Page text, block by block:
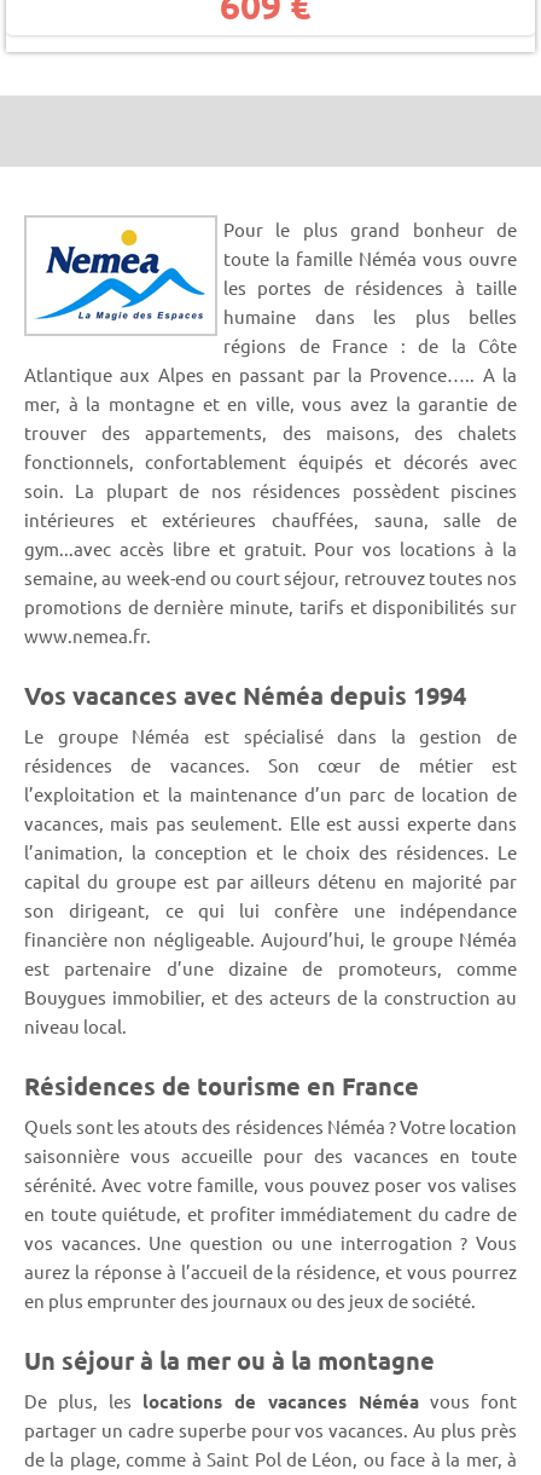
Pour le plus grand bonheur de
toute la famille Néméa vous ouvre
les portes de résidences à taille
humaine dans les plus belles
régions de France : de la Côte
Atlantique aux Alpes en passant par la Provence….. A la
mer, à la montagne et en ville, vous avez la garantie de
trouver des appartements, des maisons, des chalets
fonctionnels, confortablement équipés et décorés avec
soin. La plupart de nos résidences possèdent piscines
intérieures et extérieures chauffées, sauna, salle de
gym...avec accès libre et gratuit. Pour vos locations à la
semaine, au week-end ou court séjour, retrouvez toutes nos
promotions de dernière minute, tarifs et disponibilités sur
www.nemea.fr.
Vos vacances avec Néméa depuis 1994
Le groupe Néméa est spécialisé dans la gestion de
résidences de vacances. Son cœur de métier est
l’exploitation et la maintenance d’un parc de location de
vacances, mais pas seulement. Elle est aussi experte dans
l’animation, la conception et le choix des résidences. Le
capital du groupe est par ailleurs détenu en majorité par
son dirigeant, ce qui lui confère une indépendance
financière non négligeable. Aujourd’hui, le groupe Néméa
est partenaire d’une dizaine de promoteurs, comme
Bouygues immobilier, et des acteurs de la construction au
niveau local.
Résidences de tourisme en France
Quels sont les atouts des résidences Néméa ? Votre location
saisonnière vous accueille pour des vacances en toute
sérénité. Avec votre famille, vous pouvez poser vos valises
en toute quiétude, et profiter immédiatement du cadre de
vos vacances. Une question ou une interrogation ? Vous
aurez la réponse à l’accueil de la résidence, et vous pourrez
en plus emprunter des journaux ou des jeux de société.
Un séjour à la mer ou à la montagne
De plus, les locations de vacances Néméa vous font
partager un cadre superbe pour vos vacances. Au plus près
de la plage, comme à Saint Pol de Léon, ou face à la mer, à